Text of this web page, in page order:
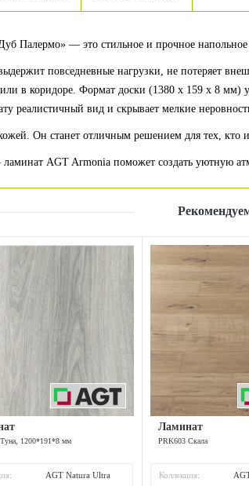
Палермо» — это стильное и прочное
повседневные нагрузки, не потеряет
в коридоре. Формат доски (1380 х 159 х 8 мм)
реалистичный вид и скрывает мелкие
Он станет отличным решением для тех, кто
AGT Armonia поможет создать уютную
1200*191*8 мм
AGT Natura Ultra
Ламинат
PRK603 Скала
Коллекция: